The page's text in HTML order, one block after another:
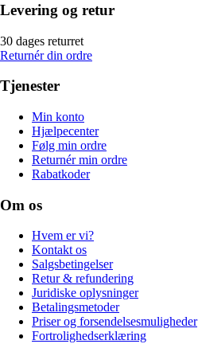
Levering og retur
30 dages returret
Returnér din ordre
Tjenester
Min konto
Hjælpecenter
Følg min ordre
Returnér min ordre
Rabatkoder
Om os
Hvem er vi?
Kontakt os
Salgsbetingelser
Retur & refundering
Juridiske oplysninger
Betalingsmetoder
Priser og forsendelsesmuligheder
Fortrolighedserklæring